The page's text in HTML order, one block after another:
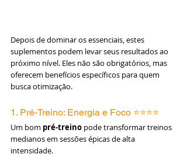
Depois de dominar os essenciais, estes
suplementos podem levar seus resultados ao
próximo nível. Eles não são obrigatórios, mas
oferecem benefícios específicos para quem
busca otimização.
1. Pré-Treino: Energia e Foco ⭐⭐⭐⭐
Um bom pré-treino pode transformar treinos
medianos em sessões épicas de alta
intensidade.